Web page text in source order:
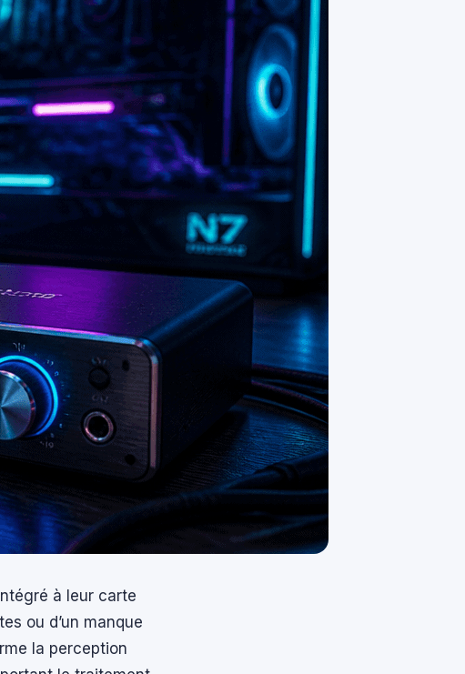
à leur carte
ou d’un manque
la perception